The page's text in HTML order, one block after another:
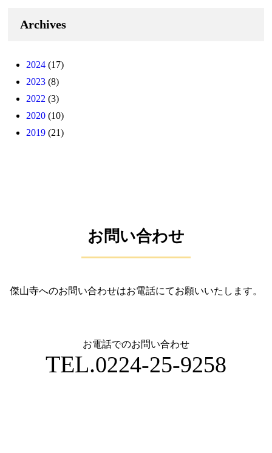
Archives
2024 (17)
2023 (8)
2022 (3)
2020 (10)
2019 (21)
お問い合わせ
傑山寺へのお問い合わせはお電話にてお願いいたします。
お電話でのお問い合わせ
TEL.0224-25-9258